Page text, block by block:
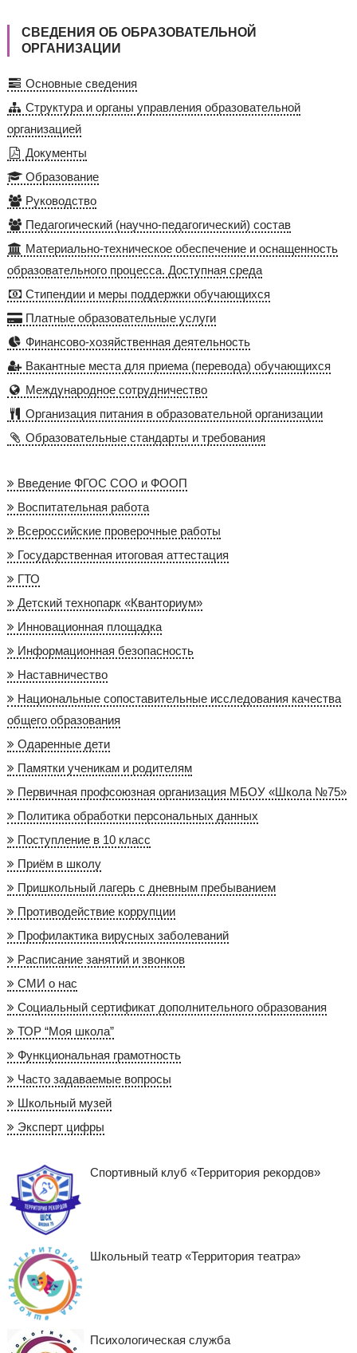
СВЕДЕНИЯ ОБ ОБРАЗОВАТЕЛЬНОЙ
ОРГАНИЗАЦИИ
Основные сведения
Структура и органы управления образовательной
организацией
Документы
Образование
Руководство
Педагогический (научно-педагогический) состав
Материально-техническое обеспечение и оснащенность
образовательного процесса. Доступная среда
Стипендии и меры поддержки обучающихся
Платные образовательные услуги
Финансово-хозяйственная деятельность
Вакантные места для приема (перевода) обучающихся
Международное сотрудничество
Организация питания в образовательной организации
Образовательные стандарты и требования
Введение ФГОС СОО и ФООП
Воспитательная работа
Всероссийские проверочные работы
Государственная итоговая аттестация
ГТО
Детский технопарк «Кванториум»
Инновационная площадка
Информационная безопасность
Наставничество
Национальные сопоставительные исследования качества
общего образования
Одаренные дети
Памятки ученикам и родителям
Первичная профсоюзная организация МБОУ «Школа №75»
Политика обработки персональных данных
Поступление в 10 класс
Приём в школу
Пришкольный лагерь с дневным пребыванием
Противодействие коррупции
Профилактика вирусных заболеваний
Расписание занятий и звонков
СМИ о нас
Социальный сертификат дополнительного образования
ТОР “Моя школа”
Функциональная грамотность
Часто задаваемые вопросы
Школьный музей
Эксперт цифры
Спортивный клуб «Территория рекордов»
Школьный театр «Территория театра»
Психологическая служба